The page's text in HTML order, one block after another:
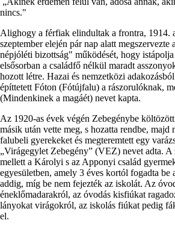
nincs."
Alighogy a férfiak elindultak a frontra, 1914.
szeptember elején pár nap alatt megszervezte
népjóléti bizottság" működését, hogy
elsősorban a családfő nélkül maradt
hozott létre. Hazai és nemzetközi
építtetett Fóton (Fótújfalu) a rászorulóknak,
(Mindenkinek a magáét) nevet kapta.
Az 1920-as évek végén Zebegénybe
másik után vette meg, s hozatta rendbe, majd
falubeli gyerekeket és megteremtett egy
„Virágegylet Zebegény” (VEZ) nevet adta.
mellett a Károlyi s az Apponyi család
egyesületben, amely 3 éves kortól fogadta be
addig, míg be nem fejezték az iskolát. Az
éneklőmadarakról, az óvodás kisfiúkat
lányokat virágokról, az iskolás fiúkat pedig
el.